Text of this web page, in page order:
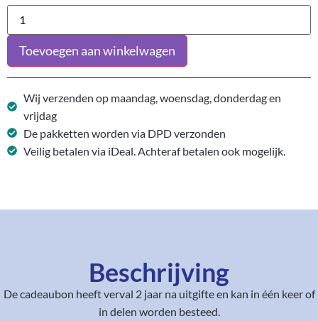
Toevoegen aan winkelwagen
Wij verzenden op maandag, woensdag, donderdag en
vrijdag
De pakketten worden via DPD verzonden
Veilig betalen via iDeal. Achteraf betalen ook mogelijk.
Beschrijving
De cadeaubon heeft verval 2 jaar na uitgifte en kan in één keer of
in delen worden besteed.